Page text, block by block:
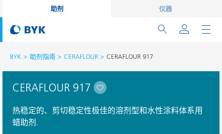
助剂 仪器
BYK 助剂指南 CERAFLOUR CERAFLOUR 917
CERAFLOUR 917
热稳定的、剪切稳定性极佳的溶剂型和水性涂料体系用
蜡助剂.